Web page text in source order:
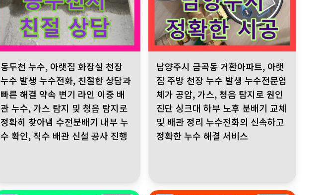
동두천 누수, 아랫집 화장실 천장
누수 발생 누수전화, 친절한 상담과
빠른 해결 약속 변기 라인 이중 배
관 누수, 가스 탐지 및 청음 탐지로
정확히 찾아냄 수전분배기 내부 누
수 확인, 직수 배관 신설 공사 진행
남양주시 금곡동 거환아파트, 아랫
집 주방 천장 누수 발생 누수전문업
체가 공압, 가스, 청음 탐지로 원인
진단 싱크대 하부 노후 분배기 교체
및 배관 정리 누수전화의 신속하고
정확한 누수 해결 서비스